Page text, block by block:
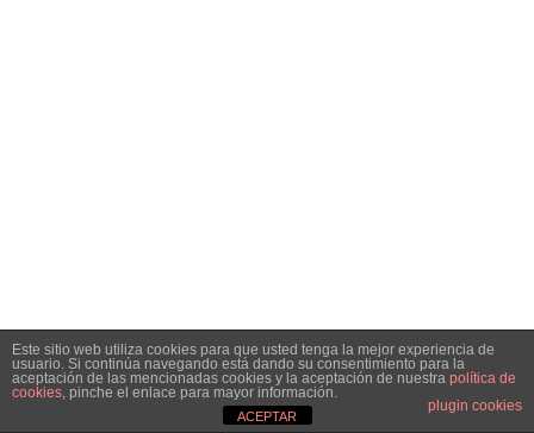
Este sitio web utiliza cookies para que usted tenga la mejor experiencia de
usuario. Si continúa navegando está dando su consentimiento para la
aceptación de las mencionadas cookies y la aceptación de nuestra política de
cookies, pinche el enlace para mayor información.
plugin cookies
ACEPTAR